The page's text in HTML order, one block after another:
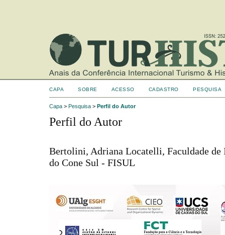
CAPA SOBRE ACESSO CADASTRO PESQUISA
Capa > Pesquisa > Perfil do Autor
Perfil do Autor
Bertolini, Adriana Locatelli, Faculdade de
do Cone Sul - FISUL